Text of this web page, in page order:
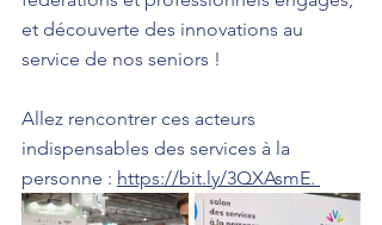
et découverte des innovations au
service de nos seniors !
Allez rencontrer ces acteurs
indispensables des services à la
personne : https://bit.ly/3QXAsmE.